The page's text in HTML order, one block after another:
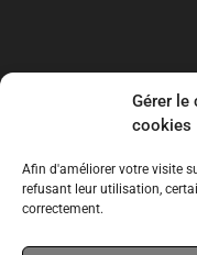
Gérer le
cookies
Afin d'améliorer votre visite
refusant leur utilisation,
correctement.
Liens Rapides